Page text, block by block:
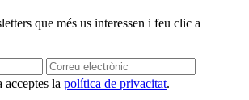
que més us interessen i feu clic a
acceptes la política de privacitat.